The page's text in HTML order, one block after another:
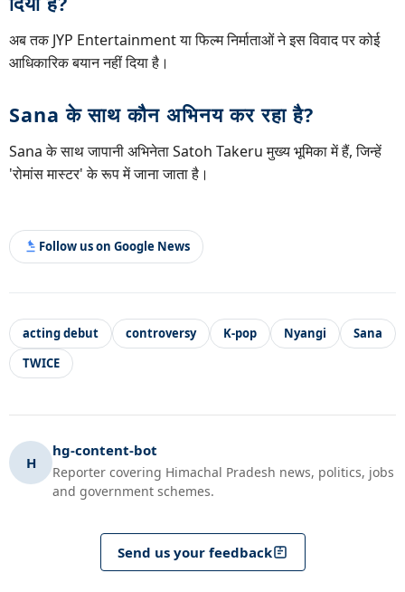
अब तक JYP Entertainment या फिल्म निर्माताओं ने इस विवाद पर कोई
आधिकारिक बयान नहीं दिया है।
Sana के साथ कौन अभिनय कर रहा है?
Sana के साथ जापानी अभिनेता Satoh Takeru मुख्य भूमिका में हैं, जिन्हें
'रोमांस मास्टर' के रूप में जाना जाता है।
Follow us on Google News
acting debut controversy K-pop Nyangi
Sana
TWICE
H
hg-content-bot
Reporter covering Himachal Pradesh news, politics, jobs
and government schemes.
Send us your feedback